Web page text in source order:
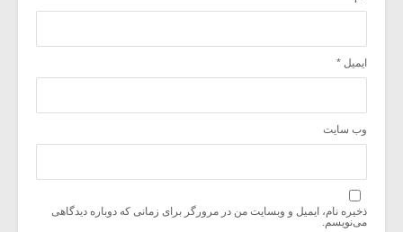
ایمیل *
وب‌ سایت
ذخیره نام، ایمیل و وبسایت من در مرورگر برای زمانی که دوباره دیدگاهی
می‌نویسم.